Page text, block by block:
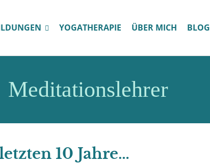
YOGATHERAPIE ÜBER MICH BLOG
Meditationslehrer
10 Jahre…